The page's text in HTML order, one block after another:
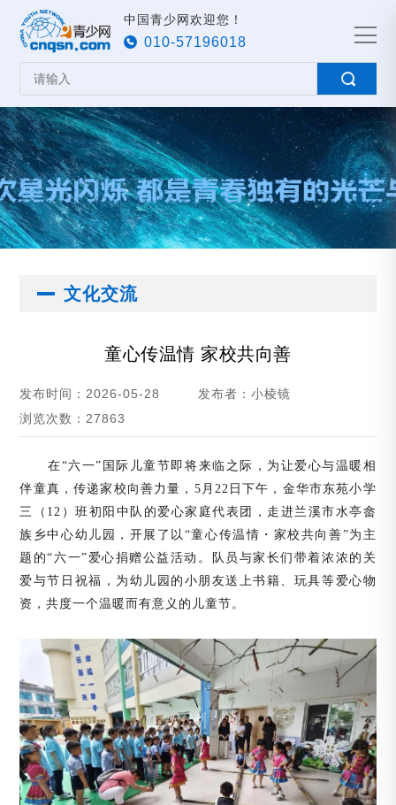
中国青少网欢迎您！
010-57196018
文化交流
童心传温情 家校共向善
发布时间：2026-05-28
发布者：小棱镜
浏览次数：27863
在“六一”国际儿童节即将来临之际，为让爱心与温暖相
伴童真，传递家校向善力量，5月22日下午，金华市东苑小学
三（12）班初阳中队的爱心家庭代表团，走进兰溪市水亭畲
族乡中心幼儿园，开展了以“童心传温情・家校共向善”为主
题的“六一”爱心捐赠公益活动。队员与家长们带着浓浓的关
爱与节日祝福，为幼儿园的小朋友送上书籍、玩具等爱心物
资，共度一个温暖而有意义的儿童节。